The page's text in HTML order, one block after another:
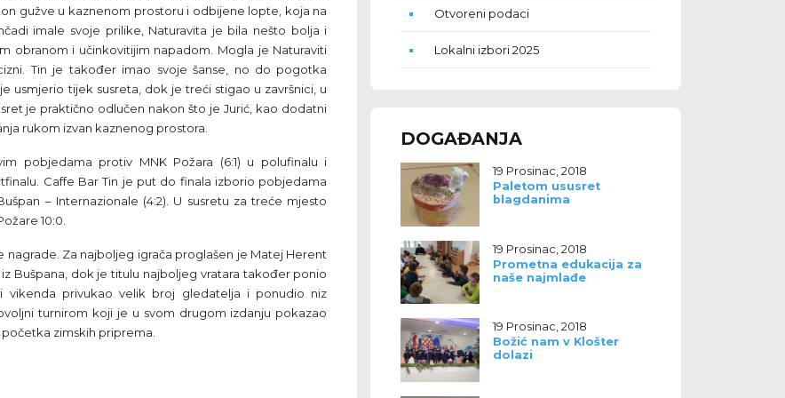
gužve u kaznenom prostoru i odbijene lopte, koja na
imale svoje prilike, Naturavita je bila nešto bolja i
obranom i učinkovitijim napadom. Mogla je Naturaviti
Tin je također imao svoje šanse, no do pogotka
usmjerio tijek susreta, dok je treći stigao u završnici, u
je praktično odlučen nakon što je Jurić, kao dodatni
rukom izvan kaznenog prostora.
pobjedama protiv MNK Požara (6:1) u polufinalu i
Caffe Bar Tin je put do finala izborio pobjedama
– Internazionale (4:2). U susretu za treće mjesto
10:0.
Za najboljeg igrača proglašen je Matej Herent
Bušpana, dok je titulu najboljeg vratara također ponio
vikenda privukao velik broj gledatelja i ponudio niz
turnirom koji je u svom drugom izdanju pokazao
zimskih priprema.
Otvoreni podaci
Lokalni izbori 2025
DOGAĐANJA
19 Prosinac, 2018
Paletom ususret
blagdanima
19 Prosinac, 2018
Prometna edukacija za
naše najmlađe
19 Prosinac, 2018
Božić nam v Klošter
dolazi